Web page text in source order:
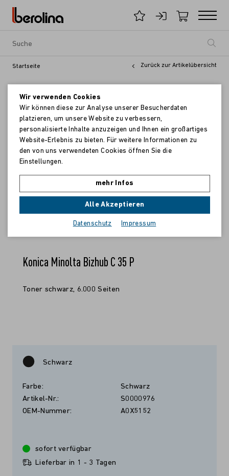
Startseite Zurück zur Artikelübersicht
Konica Minolta Bizhub C 35 P
Toner schwarz, 6.000 Seiten
Schwarz
Farbe:
Schwarz
Artikel-Nr.:
S0000976
OEM-Nummer:
A0X5152
sofort verfügbar
Lieferbar in 1 - 3 Tagen
Wir verwenden Cookies
Wir können diese zur Analyse unserer Besucherdaten
platzieren, um unsere Website zu verbessern,
personalisierte Inhalte anzuzeigen und Ihnen ein großartiges
Website-Erlebnis zu bieten. Für weitere Informationen zu
den von uns verwendeten Cookies öffnen Sie die
Einstellungen.
mehr Infos
Alle Akzeptieren
Datenschutz Impressum